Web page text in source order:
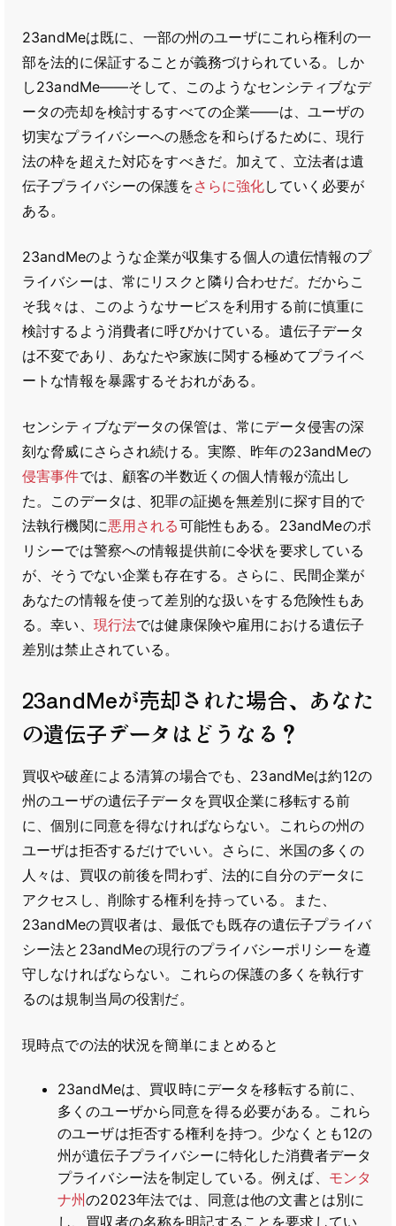
23andMeは既に、一部の州のユーザにこれら権利の一
部を法的に保証することが義務づけられている。しか
し23andMe――そして、このようなセンシティブなデ
ータの売却を検討するすべての企業――は、ユーザの
切実なプライバシーへの懸念を和らげるために、現行
法の枠を超えた対応をすべきだ。加えて、立法者は遺
伝子プライバシーの保護をさらに強化していく必要が
ある。
23andMeのような企業が収集する個人の遺伝情報のプ
ライバシーは、常にリスクと隣り合わせだ。だからこ
そ我々は、このようなサービスを利用する前に慎重に
検討するよう消費者に呼びかけている。遺伝子データ
は不変であり、あなたや家族に関する極めてプライベ
ートな情報を暴露するそおれがある。
センシティブなデータの保管は、常にデータ侵害の深
刻な脅威にさらされ続ける。実際、昨年の23andMeの
侵害事件では、顧客の半数近くの個人情報が流出し
た。このデータは、犯罪の証拠を無差別に探す目的で
法執行機関に悪用される可能性もある。23andMeのポ
リシーでは警察への情報提供前に令状を要求している
が、そうでない企業も存在する。さらに、民間企業が
あなたの情報を使って差別的な扱いをする危険性もあ
る。幸い、 現行法では健康保険や雇用における遺伝子
差別は禁止されている。
23andMeが売却された場合、あなた
の遺伝子データはどうなる？
買収や破産による清算の場合でも、23andMeは約12の
州のユーザの遺伝子データを買収企業に移転する前
に、個別に同意を得なければならない。これらの州の
ユーザは拒否するだけでいい。さらに、米国の多くの
人々は、買収の前後を問わず、法的に自分のデータに
アクセスし、削除する権利を持っている。また、
23andMeの買収者は、最低でも既存の遺伝子プライバ
シー法と23andMeの現行のプライバシーポリシーを遵
守しなければならない。これらの保護の多くを執行す
るのは規制当局の役割だ。
現時点での法的状況を簡単にまとめると
23andMeは、買収時にデータを移転する前に、
多くのユーザから同意を得る必要がある。これら
のユーザは拒否する権利を持つ。少なくとも12の
州が遺伝子プライバシーに特化した消費者データ
プライバシー法を制定している。例えば、 モンタ
ナ州の2023年法では、同意は他の文書とは別に
し、買収者の名称を明記することを要求してい